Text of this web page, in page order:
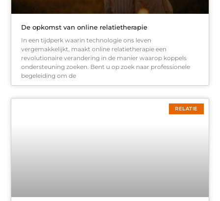
De opkomst van online relatietherapie
In een tijdperk waarin technologie ons leven
vergemakkelijkt, maakt online relatietherapie een
revolutionaire verandering in de manier waarop koppels
ondersteuning zoeken. Bent u op zoek naar professionele
begeleiding om de
RELATIE